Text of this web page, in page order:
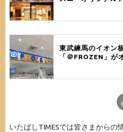
東武練馬のイオン
「＠FROZEN」が
いたばしTIMESでは皆さまからの